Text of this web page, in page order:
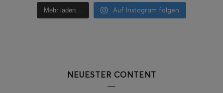
Mehr laden… Auf Instagram folgen
NEUESTER CONTENT